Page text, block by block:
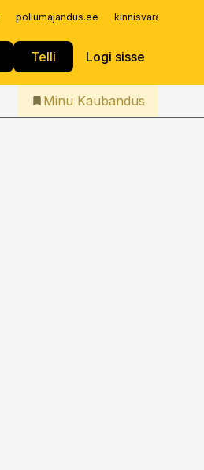
pollumajandus.ee
Telli Logi sisse
Iseteenindus
Telli Kaubandus
Minu Kaubandus